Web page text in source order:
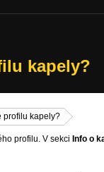
kapely?
profilu kapely?
profilu. V sekci Info o